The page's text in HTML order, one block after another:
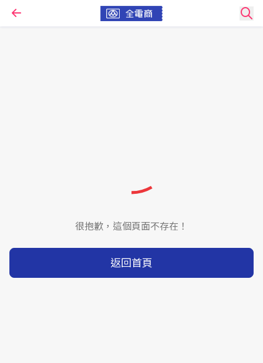
很抱歉，這個頁面不存在！
返回首頁